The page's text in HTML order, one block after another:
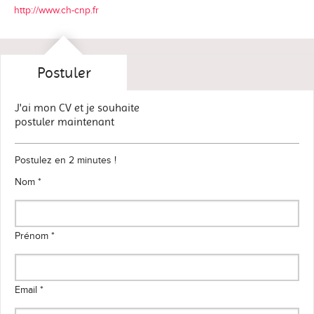
http://www.ch-cnp.fr
Postuler
J'ai mon CV et je souhaite
postuler maintenant
Postulez en 2 minutes !
Nom *
Prénom *
Email *